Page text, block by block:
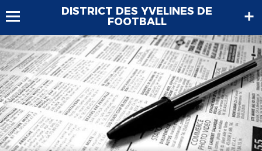
DISTRICT DES YVELINES DE
FOOTBALL